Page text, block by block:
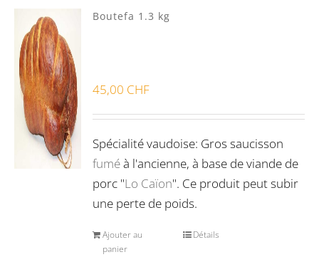
Boutefa 1.3 kg
45,00 CHF
Spécialité vaudoise: Gros saucisson
fuméà l'ancienne, à base de viande de
porc "Lo Caïon". Ce produit peut subir
une perte de poids.
Ajouter au
panier
Détails